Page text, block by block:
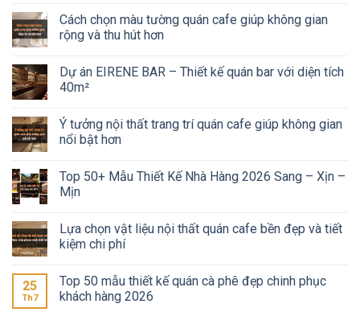
Cách chọn màu tường quán cafe giúp không gian
rộng và thu hút hơn
Dự án EIRENE BAR – Thiết kế quán bar với diện tích
40m²
Ý tưởng nội thất trang trí quán cafe giúp không gian
nổi bật hơn
Top 50+ Mẫu Thiết Kế Nhà Hàng 2026 Sang – Xịn –
Mịn
Lựa chọn vật liệu nội thất quán cafe bền đẹp và tiết
kiệm chi phí
25
Th7
Top 50 mẫu thiết kế quán cà phê đẹp chinh phục
khách hàng 2026